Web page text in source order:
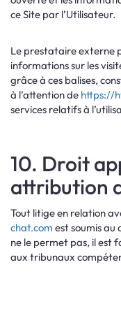
ce Site par l’Utilisateur.
Le prestataire externe
informations sur les
grâce à ces balises,
à l’attention de https://
services relatifs à
10. Droit
attribution
Tout litige en relation
chat.com est soumis au
ne le permet pas, il est
aux tribunaux